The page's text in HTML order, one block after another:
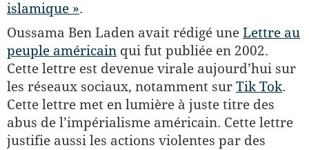
islamique ».
Oussama Ben Laden avait rédigé une Lettre au
peuple américain qui fut publiée en 2002.
Cette lettre est devenue virale aujourd’hui sur
les réseaux sociaux, notamment sur Tik Tok.
Cette lettre met en lumière à juste titre des
abus de l’impérialisme américain. Cette lettre
justifie aussi les actions violentes par des